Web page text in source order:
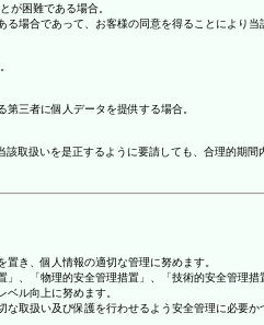
が困難である場合。
場合であって、お客様の同意を得ることにより当
三者に個人データを提供する場合。
取扱いを是正するように要請しても、合理的
き、個人情報の適切な管理に努めます。
、「物理的安全管理措置」、「技術的安全管理措
ル向上に努めます。
取扱い及び保護を行わせるよう安全管理に必要か